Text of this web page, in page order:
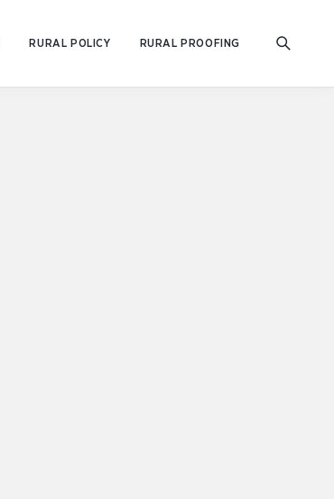
RURAL POLICY RURAL PROOFING